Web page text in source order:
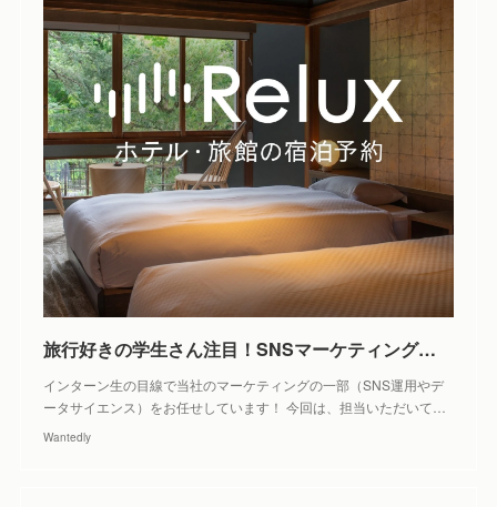
旅行好きの学生さん注目！SNSマーケティングを極める長期インターンを募集！ - 株式会社Loco Partners（Relux）のWebマーケティングの採用 - Wantedly
インターン生の目線で当社のマーケティングの一部（SNS運用やデ
ータサイエンス）をお任せしています！ 今回は、担当いただいて…
Wantedly